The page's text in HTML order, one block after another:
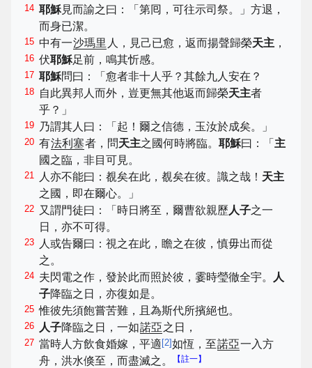
14 耶穌見而諭之曰：「第囘，可往示司祭。」方退，
而身已潔。
15 中有一沙瑪里 人，見己已愈，返而揚聲歸榮天主 ，
16 伏耶穌足前，鳴其忻感。
17 耶穌問曰：「愈者非十人乎？其餘九人安在？
18 自此異邦人而外，豈更無其他返而歸榮天主者
乎？」
19 乃謂其人曰：「起！爾之信德，玉汝於成矣。」
20 有法利塞者，問天主之國何時將臨。耶穌曰：「主
國之臨，非目可見。
21 人亦不能曰：覩矣在此，覩矣在彼。識之哉！ 天主
之國，即在爾心。」
22 又謂門徒曰：「時日將至，爾曹欲親歷人子之一
日，亦不可得。
23 人或告爾曰：視之在此，瞻之在彼，慎毋出而從
之。
24 夫閃電之作，發於此而照於彼，霎時瑩徹全宇。
人
子降臨之日，亦復如是。
25 惟彼先須飽嘗苦難，且為斯代所擯絕也。
26 人子降臨之日，一如諾亞之日，
27 當時人方飲食婚嫁，平適 [2]如恆，至諾亞一入方
舟，洪水倏至，而盡滅之。
【註一】